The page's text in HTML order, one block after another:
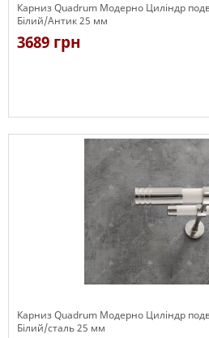
Карниз Quadrum Модерно Циліндр
Білий/Антик 25 мм
3689 грн
Карниз Quadrum Модерно Циліндр
Білий/сталь 25 мм